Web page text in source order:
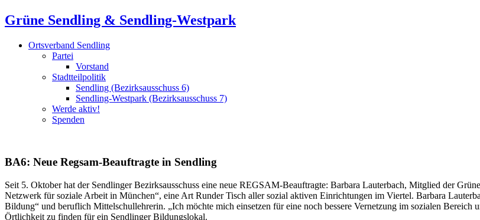
Grüne Sendling & Sendling-Westpark
Ortsverband Sendling
Partei
Vorstand
Stadtteilpolitik
Sendling (Bezirksausschuss 6)
Sendling-Westpark (Bezirksausschuss 7)
Werde aktiv!
Spenden
BA6: Neue Regsam-Beauftragte in Sendling
Seit 5. Oktober hat der Sendlinger Bezirksausschuss eine neue REGSAM-Beauftragte: Barbara Lauterbach, Mitglied der
Netzwerk für soziale Arbeit in München“, eine Art Runder Tisch aller sozial aktiven Einrichtungen im Viertel. Barbara
Bildung“ und beruflich Mittelschullehrerin. „Ich möchte mich einsetzen für eine noch bessere Vernetzung im sozialen Bereich
Örtlichkeit zu finden für ein Sendlinger Bildungslokal.